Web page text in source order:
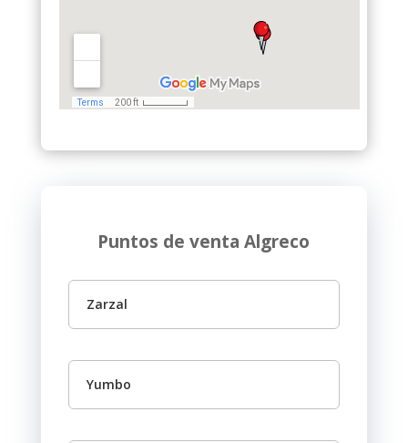
Puntos de venta Algreco
Zarzal
Yumbo